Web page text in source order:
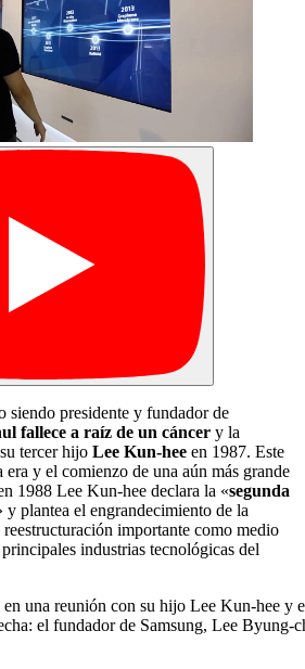
siendo presidente y fundador de
fallece a raíz de un cáncer y la
tercer hijo Lee Kun-hee en 1987. Este
y el comienzo de una aún más grande
1988 Lee Kun-hee declara la «segunda
y plantea el engrandecimiento de la
importante como medio
industrias tecnológicas del
el fundador de Samsung, Lee